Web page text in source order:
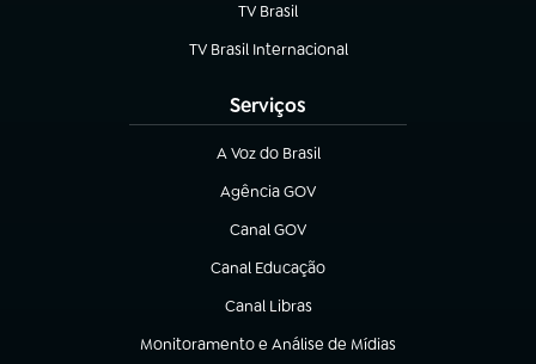
TV Brasil
(abre em nova aba)
TV Brasil Internacional
(abre em nova aba)
Serviços
A Voz do Brasil
(abre em nova aba)
Agência GOV
(abre em nova aba)
Canal GOV
(abre em nova aba)
Canal Educação
(abre em nova aba)
Canal Libras
(abre em nova aba)
Monitoramento e Análise de Mídias
(abre em nova aba)